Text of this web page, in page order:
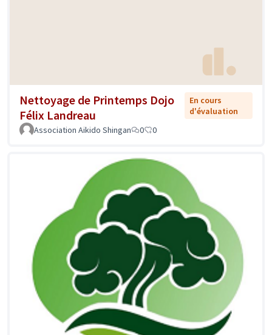
Nettoyage de Printemps Dojo
Félix Landreau
En cours
d'évaluation
Association Aikido Shingan
0 0